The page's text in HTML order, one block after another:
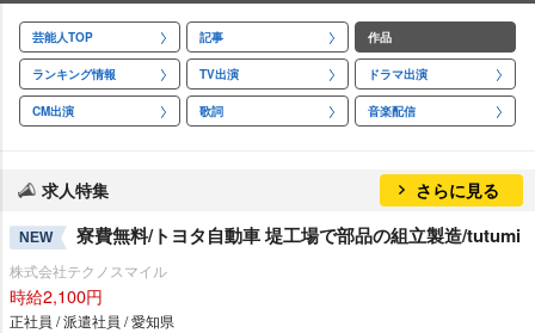
芸能人TOP 記事 作品
ランキング情報 TV出演 ドラマ出演
CM出演 歌詞 音楽配信
求人特集 さらに見る
NEW 寮費無料/トヨタ自動車 堤工場で部品の組立製造/tutumi
株式会社テクノスマイル
時給2,100円
正社員 / 派遣社員 / 愛知県